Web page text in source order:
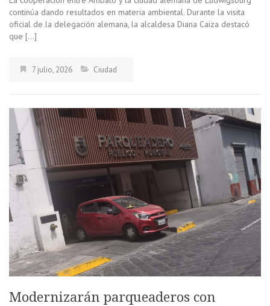
continúa dando resultados en materia ambiental. Durante la visita
oficial de la delegación alemana, la alcaldesa Diana Caiza destacó
que […]
7 julio, 2026 Ciudad
Modernizarán parqueaderos con